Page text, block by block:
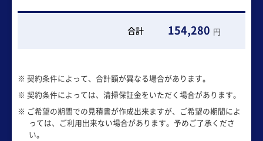
合計 154,280 円
※ 契約条件によって、合計額が異なる場合があります。
※ 契約条件によっては、清掃保証金をいただく場合があります。
※ ご希望の期間での見積書が作成出来ますが、ご希望の期間によ
っては、ご利用出来ない場合があります。予めご了承くださ
い。